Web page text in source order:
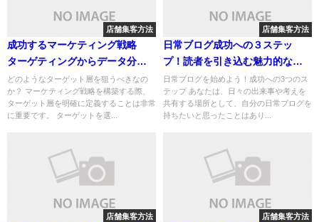
店舗集客方法
成功するマーケティング戦略
ターゲティングからデータ分析
までの全貌
どのようなターゲット層を狙うべきなの
か？ マーケティング戦略を構築する際、
ターゲット層を明確に定義することは非常
に重要です。 ターゲットを選...
店舗集客方法
日常ブログ成功への３ステッ
プ！読者を引き込む魅力的な運
営術
日常ブログを始めよう！成功への3つのス
テップ あなたは、日々の出来事や考えを
共有する場所として、自分の日常ブログを
持ちたいと思ったことはあり...
店舗集客方法 店舗集客方法